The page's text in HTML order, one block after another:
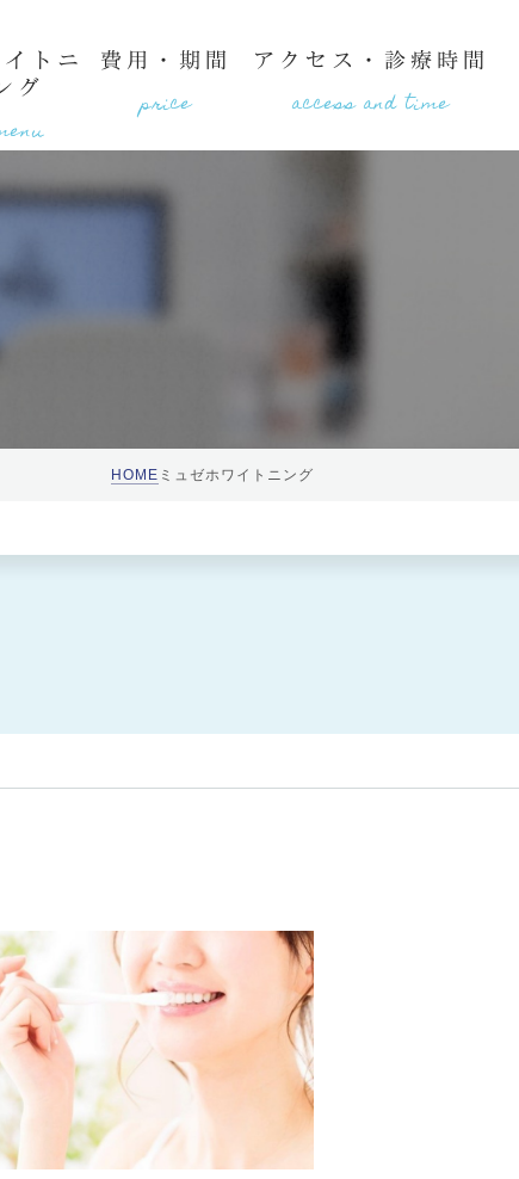
ーティサロンlaugh
トニ
グ
費用・期間
price
アクセス・診療時間
access and time
HOME ミュゼホワイトニング